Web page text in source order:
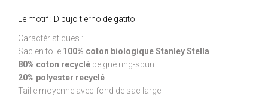
Le motif : Dibujo tierno de gatito
Caractéristiques :
Sac en toile 100% coton biologique Stanley Stella
80% coton recyclé peigné ring-spun
20% polyester recyclé
Taille moyenne avec fond de sac large